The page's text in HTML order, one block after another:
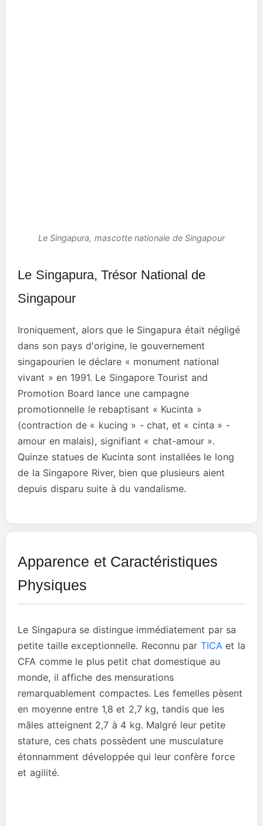
Le Singapura, mascotte nationale de Singapour
Le Singapura, Trésor National de
Singapour
Ironiquement, alors que le Singapura était négligé
dans son pays d'origine, le gouvernement
singapourien le déclare « monument national
vivant » en 1991. Le Singapore Tourist and
Promotion Board lance une campagne
promotionnelle le rebaptisant « Kucinta »
(contraction de « kucing » - chat, et « cinta » -
amour en malais), signifiant « chat-amour ».
Quinze statues de Kucinta sont installées le long
de la Singapore River, bien que plusieurs aient
depuis disparu suite à du vandalisme.
Apparence et Caractéristiques
Physiques
Le Singapura se distingue immédiatement par sa
petite taille exceptionnelle. Reconnu par TICAet la
CFA comme le plus petit chat domestique au
monde, il affiche des mensurations
remarquablement compactes. Les femelles pèsent
en moyenne entre 1,8 et 2,7 kg, tandis que les
mâles atteignent 2,7 à 4 kg. Malgré leur petite
stature, ces chats possèdent une musculature
étonnamment développée qui leur confère force
et agilité.